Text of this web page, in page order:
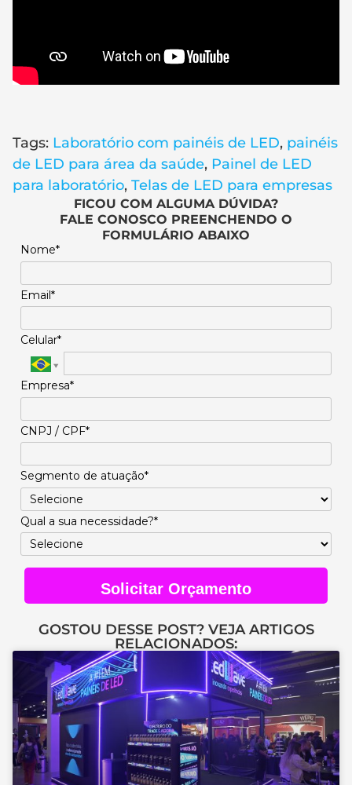
Tags: Laboratório com painéis de LED, painéis
de LED para área da saúde, Painel de LED
para laboratório, Telas de LED para empresas
FICOU COM ALGUMA DÚVIDA?
FALE CONOSCO PREENCHENDO O
FORMULÁRIO ABAIXO
Nome*
Email*
Celular*
Empresa*
CNPJ / CPF*
Segmento de atuação*
Qual a sua necessidade?*
Solicitar Orçamento
GOSTOU DESSE POST? VEJA ARTIGOS
RELACIONADOS: